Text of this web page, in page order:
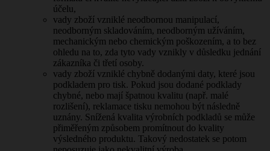
účelu,
vady zboží vzniklé neodbornou manipulací,
neodborným skladováním, neodborným užíváním,
mechanickým nebo chemickým poškozením, a to bez
ohledu na to, zda tyto vady vznikly v důsledku jednání
zákazníka či třetí osoby.
vady zboží vzniklé chybně dodanými daty, které jsou
podkladem pro tisk. Pokud jsou dodané podklady
chybné, nebo mají špatnou kvalitu (např. malé
rozlišení), reklamace tisku nemohou být následně
uznány. Snížená kvalita výrobních podkladů se může
přiměřeným způsobem promítnout do kvality
výsledného produktu. Takový nedostatek se potom